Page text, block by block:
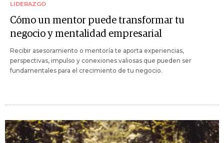
LIDERAZGO
Cómo un mentor puede transformar tu
negocio y mentalidad empresarial
Recibir asesoramiento o mentoría te aporta experiencias,
perspectivas, impulso y conexiones valiosas que pueden ser
fundamentales para el crecimiento de tu negocio.